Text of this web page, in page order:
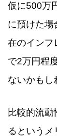
仮に500万
に預けた場
在のインフ
で2万円程
ないかもし
比較的流動
るというメ